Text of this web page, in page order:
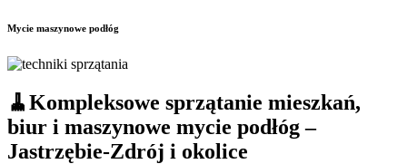
Mycie maszynowe podłóg
🧹Kompleksowe sprzątanie mieszkań,
biur i maszynowe mycie podłóg –
Jastrzębie-Zdrój i okolice